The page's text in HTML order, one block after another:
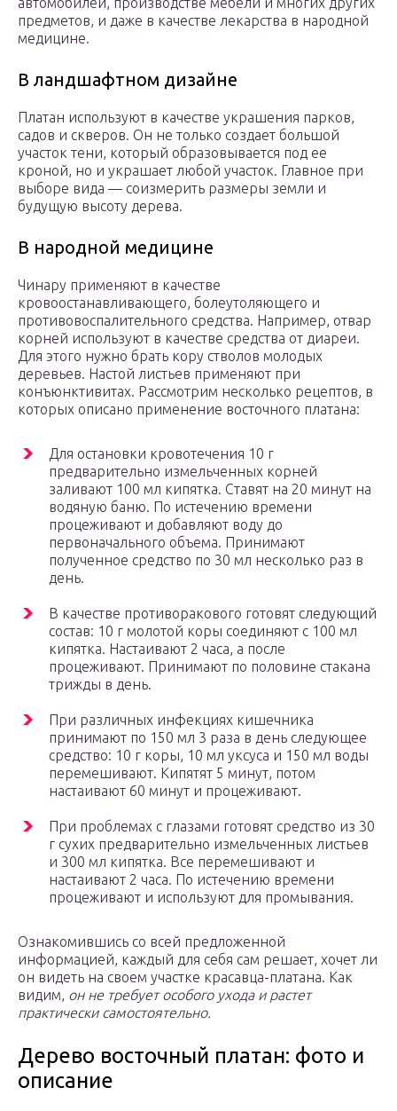
предметов, и даже в качестве лекарства в народной
медицине.
В ландшафтном дизайне
Платан используют в качестве украшения парков,
садов и скверов. Он не только создает большой
участок тени, который образовывается под ее
кроной, но и украшает любой участок. Главное при
выборе вида — соизмерить размеры земли и
будущую высоту дерева.
В народной медицине
Чинару применяют в качестве
кровоостанавливающего, болеутоляющего и
противовоспалительного средства. Например, отвар
корней используют в качестве средства от диареи.
Для этого нужно брать кору стволов молодых
деревьев. Настой листьев применяют при
конъюнктивитах. Рассмотрим несколько рецептов, в
которых описано применение восточного платана:
Для остановки кровотечения 10 г
предварительно измельченных корней
заливают 100 мл кипятка. Ставят на 20 минут на
водяную баню. По истечению времени
процеживают и добавляют воду до
первоначального объема. Принимают
полученное средство по 30 мл несколько раз в
день.
В качестве противоракового готовят следующий
состав: 10 г молотой коры соединяют с 100 мл
кипятка. Настаивают 2 часа, а после
процеживают. Принимают по половине стакана
трижды в день.
При различных инфекциях кишечника
принимают по 150 мл 3 раза в день следующее
средство: 10 г коры, 10 мл уксуса и 150 мл воды
перемешивают. Кипятят 5 минут, потом
настаивают 60 минут и процеживают.
При проблемах с глазами готовят средство из 30
г сухих предварительно измельченных листьев
и 300 мл кипятка. Все перемешивают и
настаивают 2 часа. По истечению времени
процеживают и используют для промывания.
Ознакомившись со всей предложенной
информацией, каждый для себя сам решает, хочет ли
он видеть на своем участке красавца-платана. Как
видим, он не требует особого ухода и растет
практически самостоятельно.
Дерево восточный платан: фото и
описание